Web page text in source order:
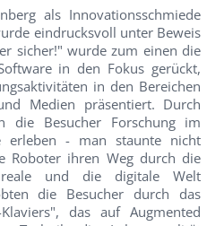
als Innovationsschmiede
eindrucksvoll unter Beweis
sicher!" wurde zum einen die
in den Fokus gerückt,
in den Bereichen
Medien präsentiert. Durch
die Besucher Forschung im
erleben - man staunte nicht
Roboter ihren Weg durch die
und die digitale Welt
die Besucher durch das
das auf Augmented